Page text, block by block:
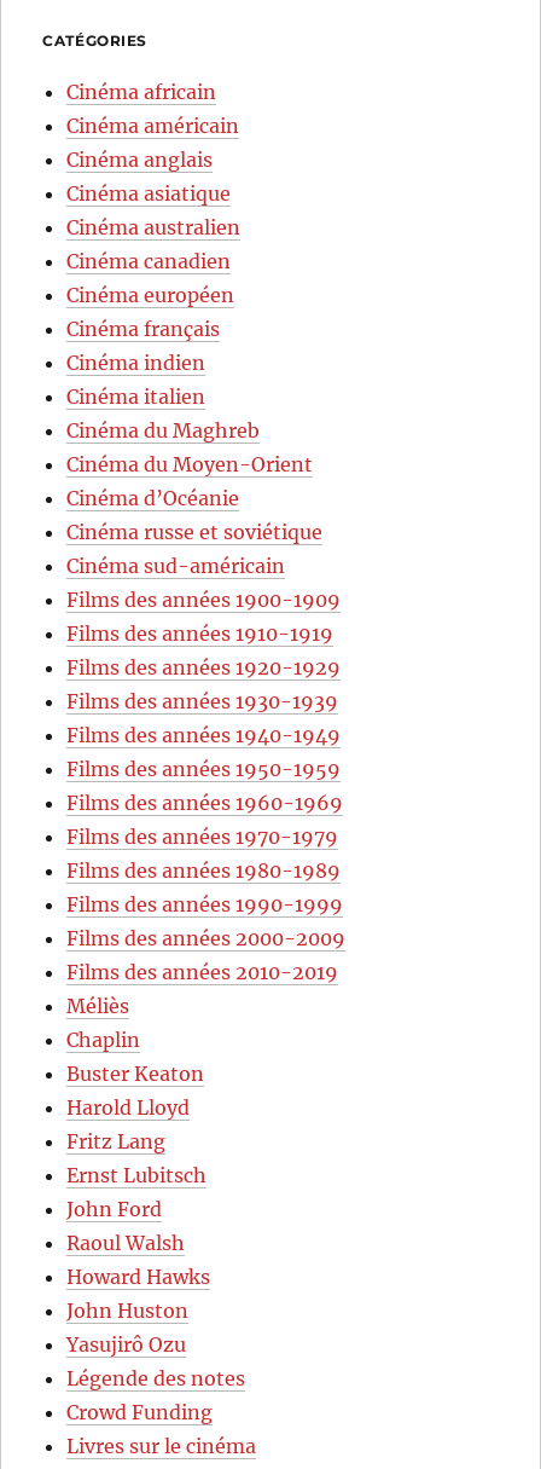
CATÉGORIES
Cinéma africain
Cinéma américain
Cinéma anglais
Cinéma asiatique
Cinéma australien
Cinéma canadien
Cinéma européen
Cinéma français
Cinéma indien
Cinéma italien
Cinéma du Maghreb
Cinéma du Moyen-Orient
Cinéma d’Océanie
Cinéma russe et soviétique
Cinéma sud-américain
Films des années 1900-1909
Films des années 1910-1919
Films des années 1920-1929
Films des années 1930-1939
Films des années 1940-1949
Films des années 1950-1959
Films des années 1960-1969
Films des années 1970-1979
Films des années 1980-1989
Films des années 1990-1999
Films des années 2000-2009
Films des années 2010-2019
Méliès
Chaplin
Buster Keaton
Harold Lloyd
Fritz Lang
Ernst Lubitsch
John Ford
Raoul Walsh
Howard Hawks
John Huston
Yasujirô Ozu
Légende des notes
Crowd Funding
Livres sur le cinéma